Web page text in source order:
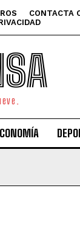
CONTACTA